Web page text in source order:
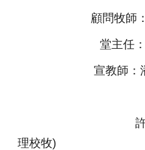
顧問牧師
堂主任
宣教師：
周
許志
理校牧)